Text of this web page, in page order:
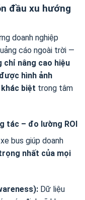
đầu xu hướng
doanh nghiệp
cáo ngoài trời —
chỉ nâng cao hiệu
hình ảnh
biệt trong tâm
tác – đo lường ROI
bus giúp doanh
nhất của mọi
Dữ liệu